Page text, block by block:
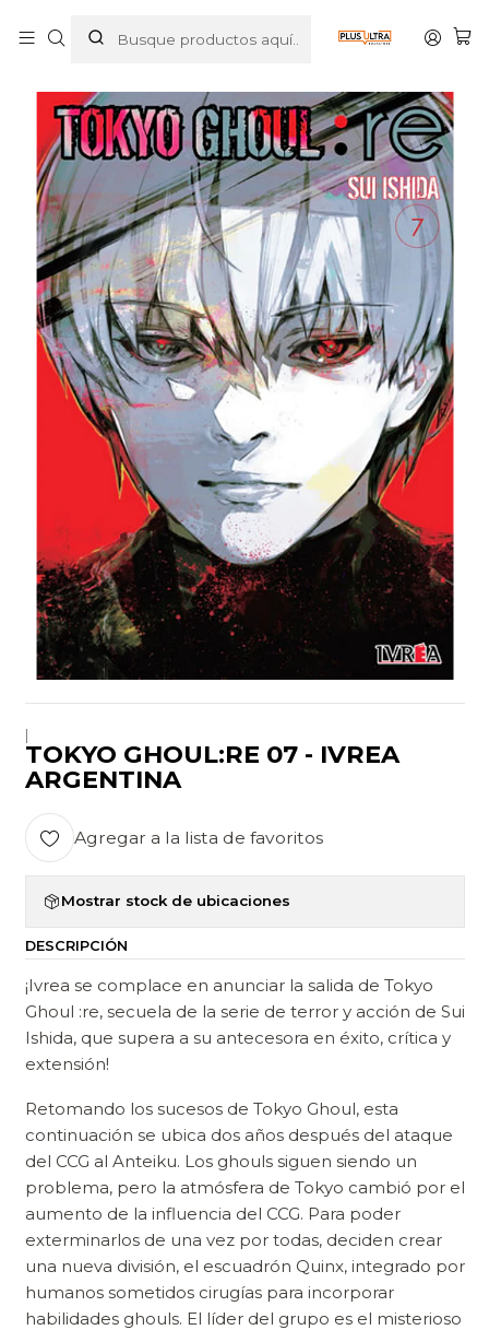
TOKYO GHOUL:RE 07 - IVREA ARGENTINA
|
TOKYO GHOUL:RE 07 - IVREA
ARGENTINA
Agregar a la lista de favoritos
Mostrar stock de ubicaciones
DESCRIPCIÓN
¡Ivrea se complace en anunciar la salida de Tokyo
Ghoul :re, secuela de la serie de terror y acción de Sui
Ishida, que supera a su antecesora en éxito, crítica y
extensión!
Retomando los sucesos de Tokyo Ghoul, esta
continuación se ubica dos años después del ataque
del CCG al Anteiku. Los ghouls siguen siendo un
problema, pero la atmósfera de Tokyo cambió por el
aumento de la influencia del CCG. Para poder
exterminarlos de una vez por todas, deciden crear
una nueva división, el escuadrón Quinx, integrado por
humanos sometidos cirugías para incorporar
habilidades ghouls. El líder del grupo es el misterioso